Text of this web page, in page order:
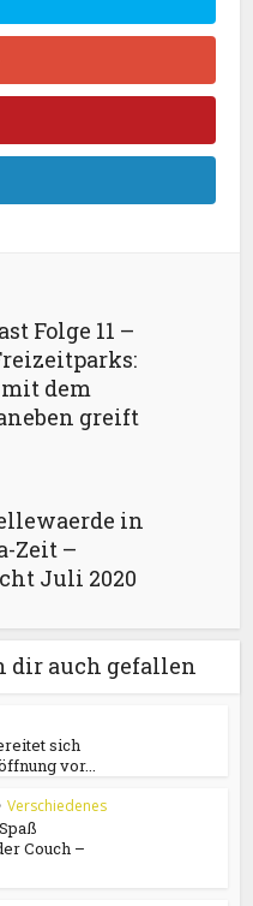
Folge 11 –
dem
greift
in
Zeit –
Juli 2020
dir auch gefallen
sich
vor...
Verschiedenes
Couch –